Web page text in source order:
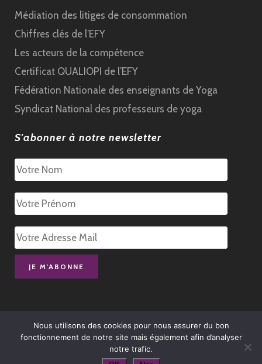
Médiation des litiges de consommation
Chiffres clés de l’EFY
Les acteurs de la compétence
Certificat QUALIOPI de l’EFY
Fédération Nationale des enseignants de Yoga
Syndicat National des professeurs de yoga
S'abonner à notre newsletter
© 1972-2025 – École Française de Yoga |Mentions Légales
Nous utilisons des cookies pour nous assurer du bon
fonctionnement de notre site mais également afin d’analyser
notre trafic.